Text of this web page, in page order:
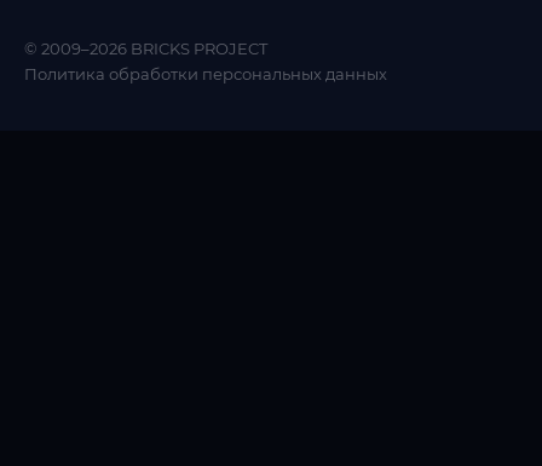
© 2009–2026 BRICKS PROJECT
Политика обработки персональных данных